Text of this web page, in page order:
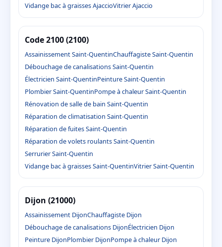
Vidange bac à graisses AjaccioVitrier Ajaccio
Code 2100 (2100)
Assainissement Saint-QuentinChauffagiste Saint-Quentin
Débouchage de canalisations Saint-Quentin
Électricien Saint-QuentinPeinture Saint-Quentin
Plombier Saint-QuentinPompe à chaleur Saint-Quentin
Rénovation de salle de bain Saint-Quentin
Réparation de climatisation Saint-Quentin
Réparation de fuites Saint-Quentin
Réparation de volets roulants Saint-Quentin
Serrurier Saint-Quentin
Vidange bac à graisses Saint-QuentinVitrier Saint-Quentin
Dijon (21000)
Assainissement DijonChauffagiste Dijon
Débouchage de canalisations DijonÉlectricien Dijon
Peinture DijonPlombier DijonPompe à chaleur Dijon